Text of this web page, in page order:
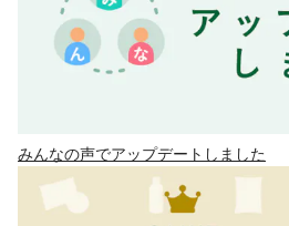
みんなの声でアップデートしました